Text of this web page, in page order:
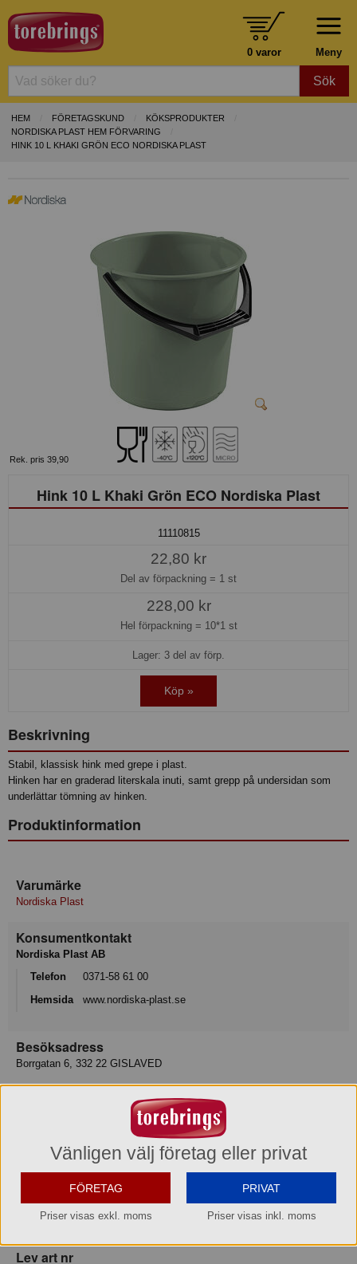
Meny
0 varor
Sök
HEM FÖRETAGSKUND
KÖKSPRODUKTER
NORDISKA PLAST HEM FÖRVARING
HINK 10 L KHAKI GRÖN ECO NORDISKA PLAST
Rek. pris 39,90
Hink 10 L Khaki Grön ECO Nordiska Plast
11110815
22,80 kr
Del av förpackning = 1 st
228,00 kr
Hel förpackning = 10*1 st
Lager: 3 del av förp.
Köp »
Beskrivning
Stabil, klassisk hink med grepe i plast.
Hinken har en graderad literskala inuti, samt grepp på undersidan som
underlättar tömning av hinken.
Produktinformation
Varumärke
Nordiska Plast
Konsumentkontakt
Nordiska Plast AB
Telefon
0371-58 61 00
Hemsida
www.nordiska-plast.se
Besöksadress
Borrgatan 6, 332 22 GISLAVED
Varukategori
Leverantör
Nordiska Plast AB
Lev art nr
Vänligen välj företag eller privat
FÖRETAG
Priser visas exkl. moms
PRIVAT
Priser visas inkl. moms